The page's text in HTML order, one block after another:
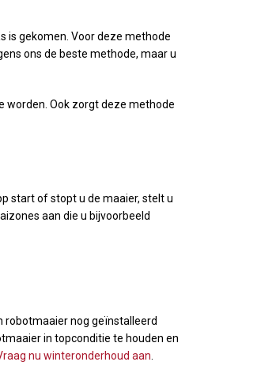
is gekomen. Voor deze methode
ons de beste methode, maar u
worden. Ook zorgt deze methode
start of stopt u de maaier, stelt u
aan die u bijvoorbeeld
robotmaaier nog geïnstalleerd
in topconditie te houden en
nu winteronderhoud aan